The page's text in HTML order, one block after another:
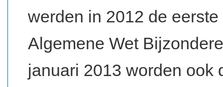
werden in 2012 de
Algemene Wet
januari 2013 worden ook